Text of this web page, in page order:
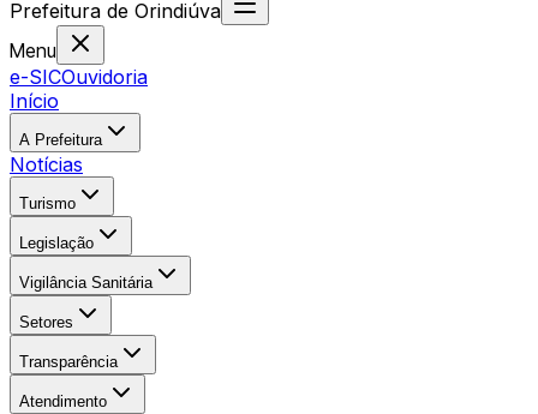
Prefeitura de Orindiúva
Menu
e-SICOuvidoria
Início
A Prefeitura
Notícias
Turismo
Legislação
Vigilância Sanitária
Setores
Transparência
Atendimento